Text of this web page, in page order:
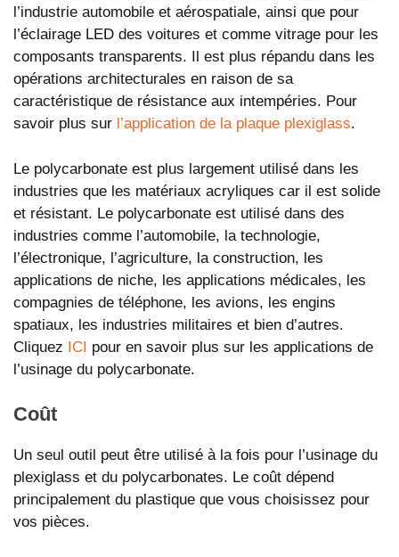
l’industrie automobile et aérospatiale, ainsi que pour
l’éclairage LED des voitures et comme vitrage pour les
composants transparents. Il est plus répandu dans les
opérations architecturales en raison de sa
caractéristique de résistance aux intempéries. Pour
savoir plus sur l’application de la plaque plexiglass.
Le polycarbonate est plus largement utilisé dans les
industries que les matériaux acryliques car il est solide
et résistant. Le polycarbonate est utilisé dans des
industries comme l’automobile, la technologie,
l’électronique, l’agriculture, la construction, les
applications de niche, les applications médicales, les
compagnies de téléphone, les avions, les engins
spatiaux, les industries militaires et bien d’autres.
Cliquez ICI pour en savoir plus sur les applications de
l’usinage du polycarbonate.
Coût
Un seul outil peut être utilisé à la fois pour l’usinage du
plexiglass et du polycarbonates. Le coût dépend
principalement du plastique que vous choisissez pour
vos pièces.